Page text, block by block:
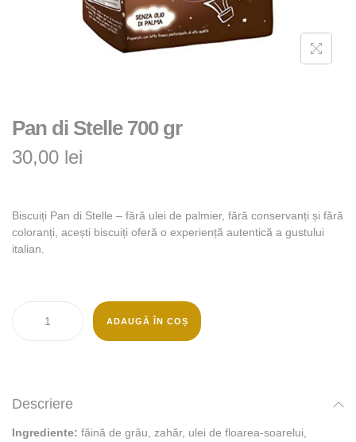
Pan di Stelle 700 gr
30,00 lei
Biscuiți Pan di Stelle – fără ulei de palmier, fără conservanți și fără
coloranți, acești biscuiți oferă o experiență autentică a gustului
italian.
ADAUGĂ ÎN COȘ
Descriere
Ingrediente: făină de grâu, zahăr, ulei de floarea-soarelui,